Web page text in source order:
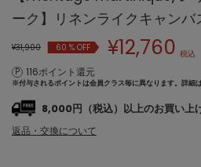
ーク】リネンライクキャンバ
¥31,900 60% OFF ¥12,760 税込
116ポイント還元
※付与されるポイントは会員クラス毎に異なります。 詳細
8,000円（税込）以上のお買い上
返品・交換について